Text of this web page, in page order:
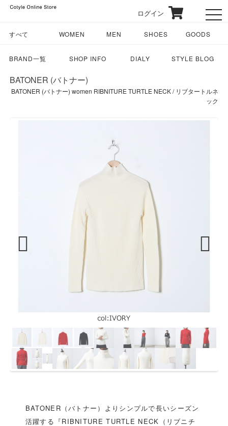
ログイン
すべて WOMEN MEN SHOES GOODS
BRAND一覧 SHOP INFO DIALY STYLE BLOG
BATONER (バトナー)
BATONER (バトナー) women RIBNITURE TURTLE NECK / リブタートルネ
ック
BATONER（バトナー）よりシンプルで長いシーズン
活躍する『RIBNITURE TURTLE NECK（リブニチ